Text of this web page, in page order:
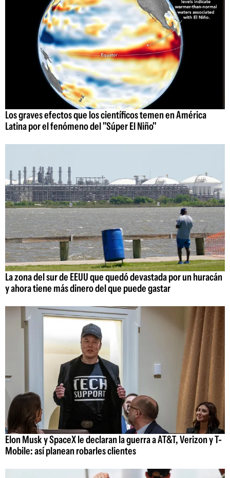
Los graves efectos que los científicos temen en América
Latina por el fenómeno del "Súper El Niño"
La zona del sur de EEUU que quedó devastada por un huracán
y ahora tiene más dinero del que puede gastar
Elon Musk y SpaceX le declaran la guerra a AT&T, Verizon y T-
Mobile: así planean robarles clientes